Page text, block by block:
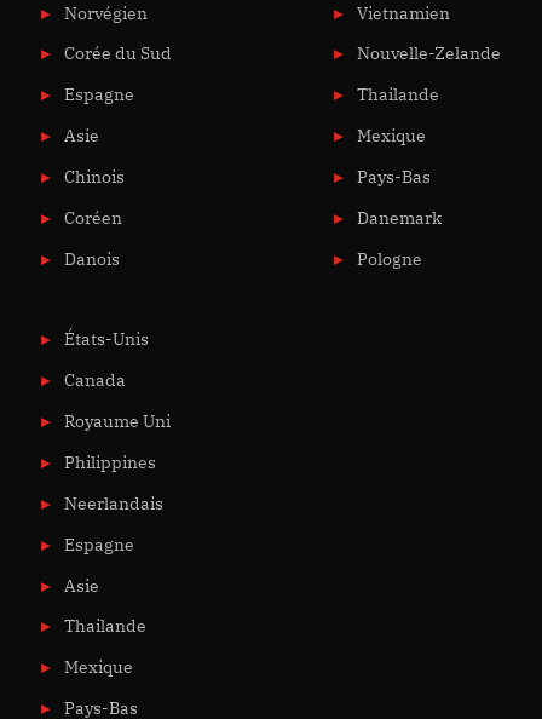
Norvégien
Corée du Sud
Espagne
Asie
Chinois
Coréen
Danois
Vietnamien
Nouvelle-Zelande
Thailande
Mexique
Pays-Bas
Danemark
Pologne
États-Unis
Canada
Royaume Uni
Philippines
Neerlandais
Espagne
Asie
Thailande
Mexique
Pays-Bas